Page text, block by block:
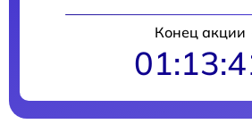
Конец акции